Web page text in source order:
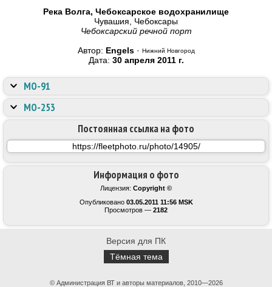
Река Волга, Чебоксарское водохранилище
Чувашия, Чебоксары
Чебоксарский речной порт
Автор: Engels· Нижний Новгород
Дата: 30 апреля 2011 г.
Информация о фото
Лицензия: Copyright ©
Опубликовано 03.05.2011 11:56 MSK
Просмотров — 2182
Постоянная ссылка на фото
МО-91
МО-253
Версия для ПК
Тёмная тема
© Администрация ВТ и авторы материалов, 2010—2026